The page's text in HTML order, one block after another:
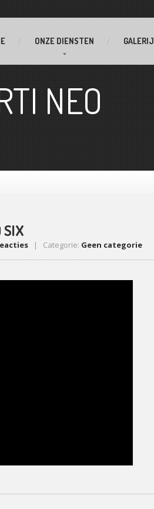
ONZE DIENSTEN GALERIJ
NEO
| Categorie: Geen categorie